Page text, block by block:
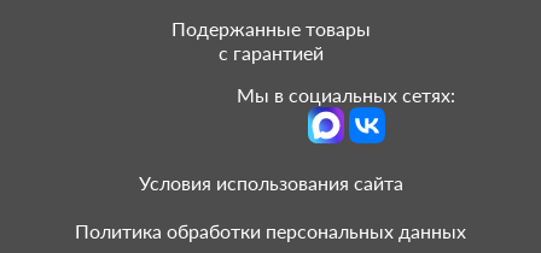
Подержанные товары
с гарантией
Мы в социальных сетях:
Условия использования сайта
Политика обработки персональных данных